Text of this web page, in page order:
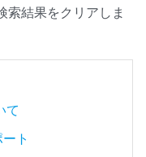
索結果をクリアしま
て
ト